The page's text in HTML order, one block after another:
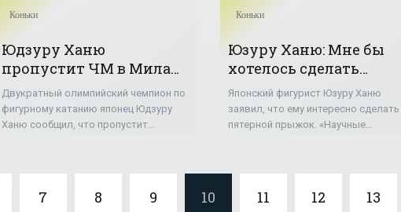
Коньки
Юдзуру Ханю
пропустит ЧМ в Милане
- «Фигурное катание»
Двукратный олимпийский чемпион по
фигурному катанию японец Юдзуру
Ханю сообщил, что пропустит
обследования я не смогу принять
Коньки
Юзуру Ханю: Мне бы
хотелось сделать
пятерной прыжок -
«Коньки»
Японский фигурист Юзуру Ханю
заявил, что ему интересно сделать
пятерной прыжок. «Научные
сделать пятерной прыжок, —
7 8 9 10 11 12 13